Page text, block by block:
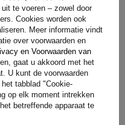
worden
gevaarlijke
Bij de keuze voor
het niet alleen om het
om een ​​investering in
van de apparatuur
te voeren – zowel door
Cookies worden ook
Meer informatie vindt
over voorwaarden en
en Voorwaarden van
gaat u akkoord met het
U kunt de voorwaarden
tabblad "Cookie-
op elk moment intrekken
betreffende apparaat te